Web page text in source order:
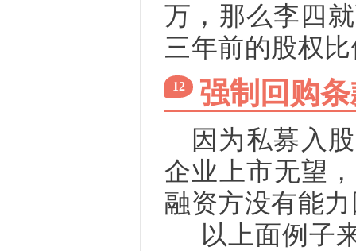
万，那么李四
三年前的股权
12 强制回购
因为私募入
企业上市无望
融资方没有能
以上面例子来